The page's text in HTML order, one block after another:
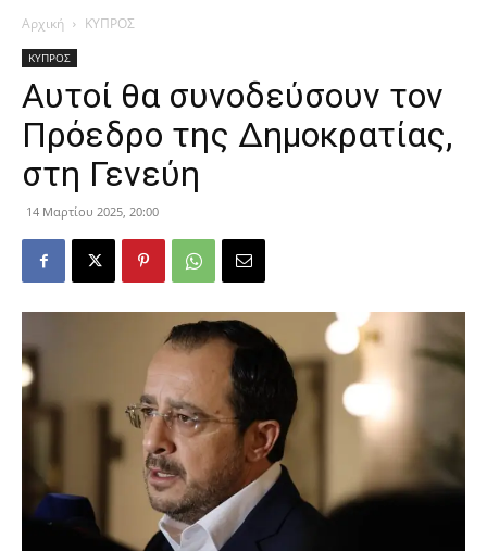
Αρχική ΚΥΠΡΟΣ
ΚΥΠΡΟΣ
Αυτοί θα συνοδεύσουν τον
Πρόεδρο της Δημοκρατίας,
στη Γενεύη
14 Μαρτίου 2025, 20:00